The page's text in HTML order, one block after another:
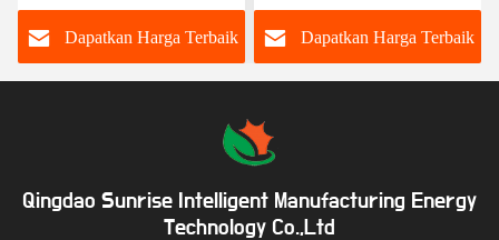
Baitcast fishing rod
Dapatkan Harga Terbaik
Logam
Dapatkan Harga Terbaik
Qingdao Sunrise Intelligent Manufacturing Energy
Technology Co.,Ltd